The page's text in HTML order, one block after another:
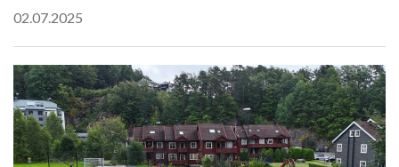
02.07.2025